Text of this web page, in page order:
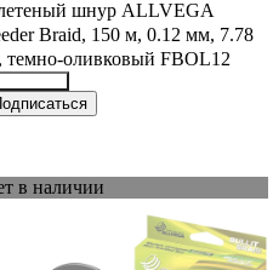
шнур ALLVEGA
Braid, 150 м, 0.12 мм, 7.78
темно-оливковый FBOL12
в наличии